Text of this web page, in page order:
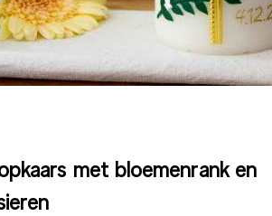
met bloemenrank en